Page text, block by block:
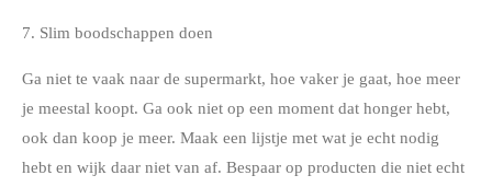
7. Slim boodschappen doen
Ga niet te vaak naar de supermarkt, hoe vaker je gaat, hoe meer
je meestal koopt. Ga ook niet op een moment dat honger hebt,
ook dan koop je meer. Maak een lijstje met wat je echt nodig
hebt en wijk daar niet van af. Bespaar op producten die niet echt